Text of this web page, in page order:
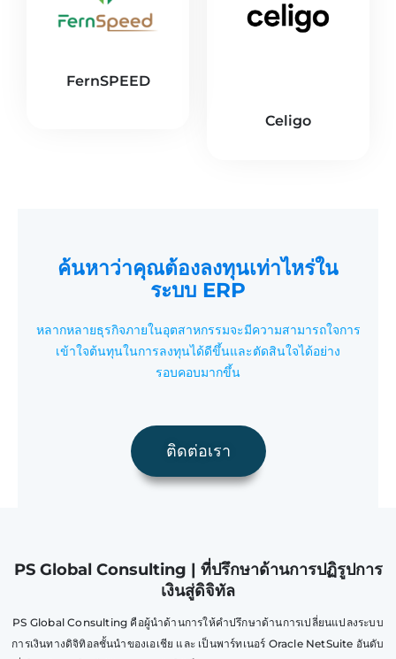
FernSPEED
Celigo
ค้นหาว่าคุณต้องลงทุนเท่าไหร่ใน
ระบบ ERP
หลากหลายธุรกิจภายในอุตสาหกรรมจะมีความสามารถใจการ
เข้าใจต้นทุนในการลงทุนได้ดีขึ้นและตัดสินใจได้อย่าง
รอบคอบมากขึ้น
ติดต่อเรา
PS Global Consulting | ที่ปรึกษาด้านการปฏิรูปการ
เงินสู่ดิจิทัล
PS Global Consulting คือผู้นำด้านการให้คำปรึกษาด้านการเปลี่ยนแปลงระบบ
การเงินทางดิจิทิอลชั้นนำของเอเชีย และ เป็นพาร์ทเนอร์ Oracle NetSuite อันดับ